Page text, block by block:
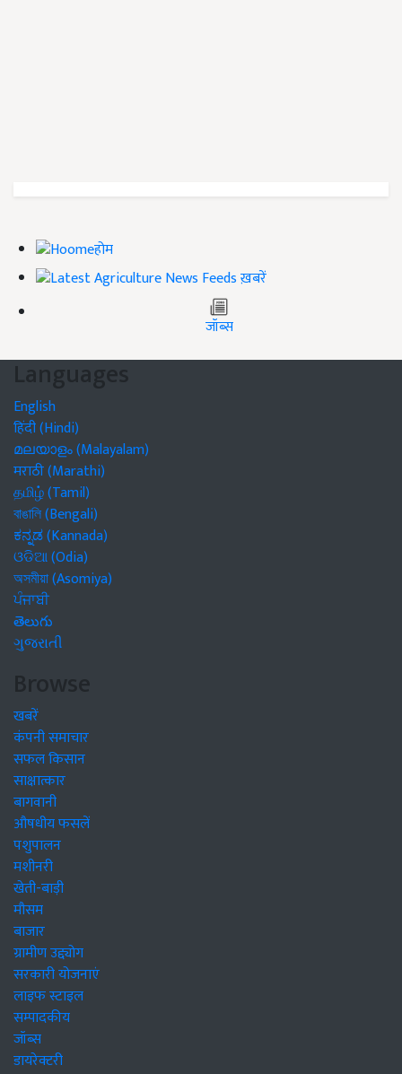
होम
ख़बरें
जॉब्स
Languages
English
हिंदी (Hindi)
മലയാളം (Malayalam)
मराठी (Marathi)
தமிழ் (Tamil)
বাঙালি (Bengali)
ಕನ್ನಡ (Kannada)
ଓଡିଆ (Odia)
অসমীয়া (Asomiya)
ਪੰਜਾਬੀ
తెలుగు
ગુજરાતી
Browse
खबरें
कंपनी समाचार
सफल किसान
साक्षात्कार
बागवानी
औषधीय फसलें
पशुपालन
मशीनरी
खेती-बाड़ी
मौसम
बाजार
ग्रामीण उद्द्योग
सरकारी योजनाएं
लाइफ स्टाइल
सम्पादकीय
जॉब्स
डायरेक्टरी